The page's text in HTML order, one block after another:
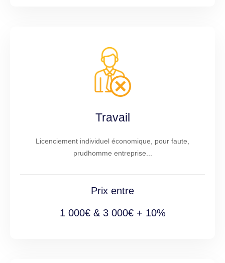
Travail
Licenciement individuel économique, pour faute,
prudhomme entreprise...
Prix entre
1 000€ & 3 000€ + 10%